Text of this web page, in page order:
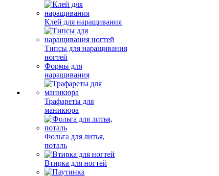
Клей для наращивания
Типсы для наращивания
ногтей
Формы для
наращивания
Трафареты для
маникюра
Фольга для литья,
поталь
Втирка для ногтей